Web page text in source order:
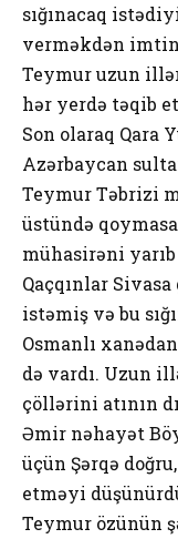
sığınacaq
verməkdən
Teymur uzun
hər yerdə təqib
Son olaraq Qara
Azərbaycan
Teymur Təbrizi
üstündə
mühasirəni yarıb
Qaçqınlar Sivasa
istəmiş və bu
Osmanlı
də vardı. Uzun
çöllərini atının
Əmir nəhayət
üçün Şərqə
etməyi
Teymur özünün